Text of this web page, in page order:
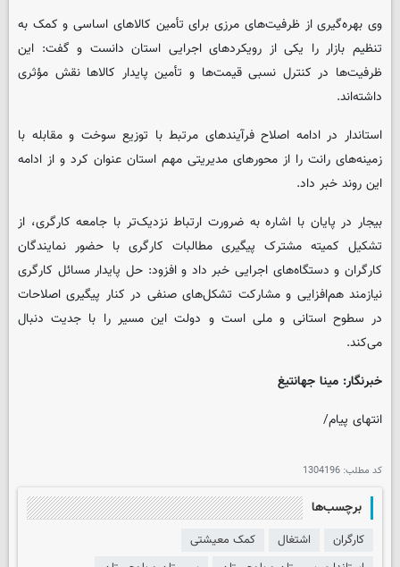
وی بهره‌گیری از ظرفیت‌های مرزی برای تأمین کالاهای اساسی و کمک به
تنظیم بازار را یکی از رویکردهای اجرایی استان دانست و گفت: این
ظرفیت‌ها در کنترل نسبی قیمت‌ها و تأمین پایدار کالاها نقش مؤثری
داشته‌اند.
استاندار در ادامه اصلاح فرآیندهای مرتبط با توزیع سوخت و مقابله با
زمینه‌های رانت را از محورهای مدیریتی مهم استان عنوان کرد و از ادامه
این روند خبر داد.
بیجار در پایان با اشاره به ضرورت ارتباط نزدیک‌تر با جامعه کارگری، از
تشکیل کمیته مشترک پیگیری مطالبات کارگری با حضور نمایندگان
کارگران و دستگاه‌های اجرایی خبر داد و افزود: حل پایدار مسائل کارگری
نیازمند هم‌افزایی و مشارکت تشکل‌های صنفی در کنار پیگیری اصلاحات
در سطوح استانی و ملی است و دولت این مسیر را با جدیت دنبال
می‌کند.
خبرنگار: مینا جهانتیغ
انتهای پیام/
کد مطلب: 1304196
برچسب‌ها
کارگران اشتغال
کمک معیشتی